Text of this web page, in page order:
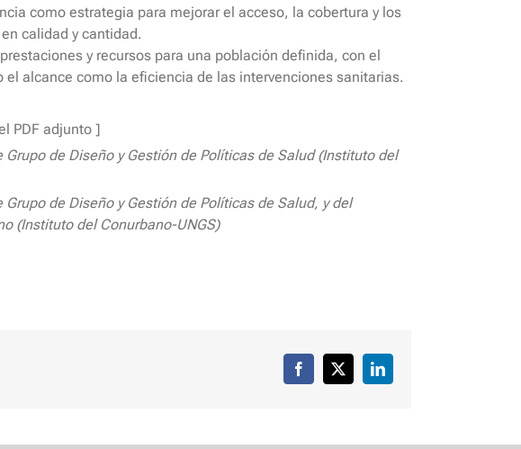
como estrategia para mejorar el acceso, la cobertura y los
calidad y cantidad.
y recursos para una población definida, con el
el alcance como la eficiencia de las intervenciones sanitarias.
PDF adjunto ]
de Diseño y Gestión de Políticas de Salud (Instituto del
de Diseño y Gestión de Políticas de Salud, y del
(Instituto del Conurbano-UNGS)
Facebook
X LinkedIn